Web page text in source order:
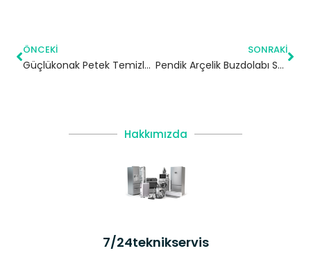
ÖNCEKI
Güçlükonak Petek Temizleme | Şirnak
SONRAKI
Pendik Arçelik Buzdolabı Servisi
Hakkımızda
7/24teknikservis